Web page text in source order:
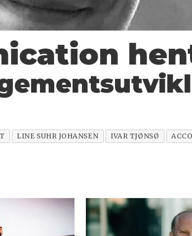
LINE SUHR JOHANSEN IVAR TJØNSØ